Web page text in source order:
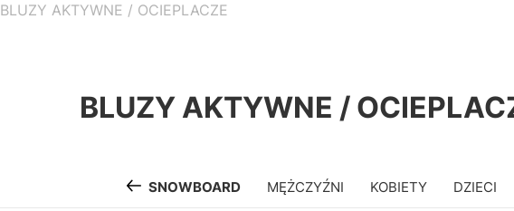
BLUZY AKTYWNE / OCIEPLACZE
BLUZY AKTYWNE /
SNOWBOARD MĘŻCZYŹNI KOBIETY DZIECI